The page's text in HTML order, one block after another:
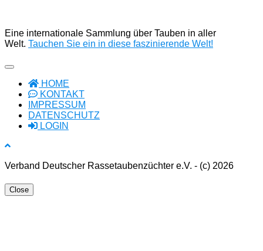
Eine internationale Sammlung über Tauben in aller
Welt. Tauchen Sie ein in diese faszinierende Welt!
HOME
KONTAKT
IMPRESSUM
DATENSCHUTZ
LOGIN
Verband Deutscher Rassetaubenzüchter e.V. - (c) 2026
Close